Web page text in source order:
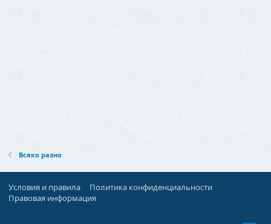
Всяко разно
Условия и правила
Политика конфиденциальности
Правовая информация